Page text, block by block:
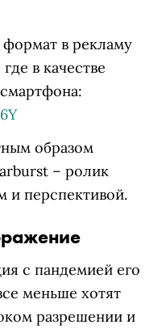
в рекламу
в качестве
образом
– ролик
и перспективой.
с пандемией его
меньше хотят
разрешении и